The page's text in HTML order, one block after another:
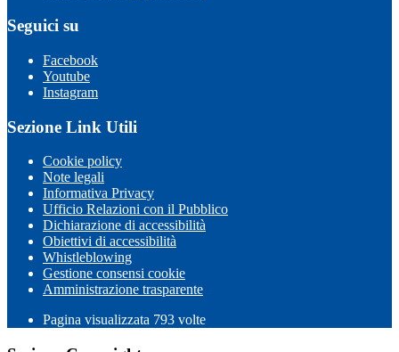
Seguici su
Facebook
Youtube
Instagram
Sezione Link Utili
Cookie policy
Note legali
Informativa Privacy
Ufficio Relazioni con il Pubblico
Dichiarazione di accessibilità
Obiettivi di accessibilità
Whistleblowing
Gestione consensi cookie
Amministrazione trasparente
Pagina visualizzata 793 volte